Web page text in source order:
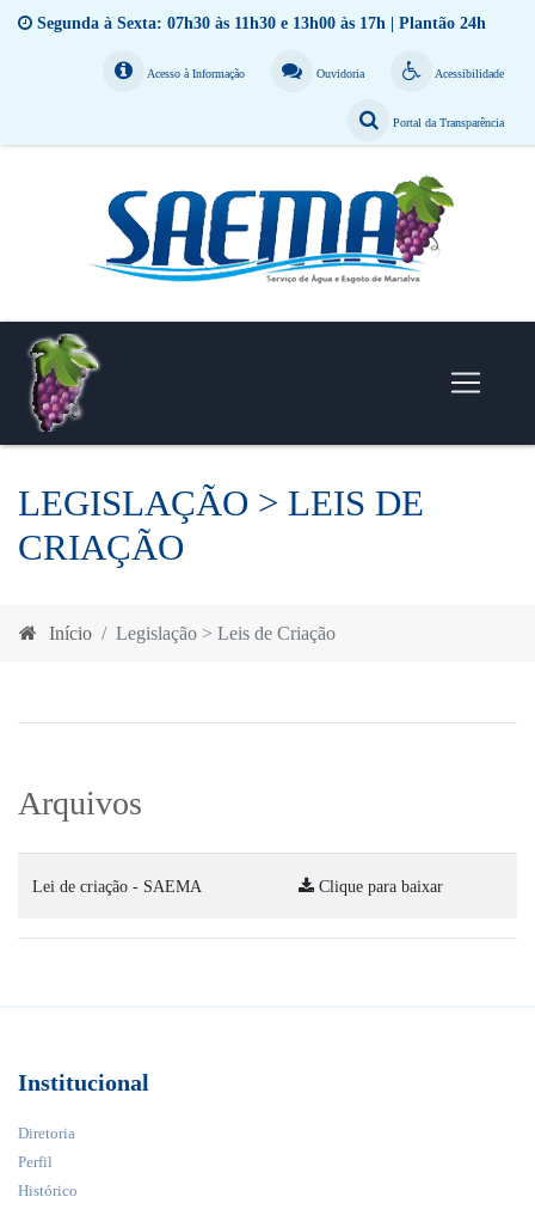
Segunda à Sexta: 07h30 às 11h30 e 13h00 às 17h | Plantão 24h
Acessibilidade
Ouvidoria
Acesso à Informação
Portal da Transparência
LEGISLAÇÃO > LEIS DE
CRIAÇÃO
Início Legislação > Leis de Criação
Arquivos
Lei de criação - SAEMA Clique para baixar
Institucional
Diretoria
Perfil
Histórico